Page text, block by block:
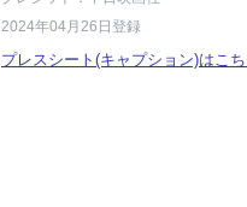
2024年04月26日登録
プレスシート(キャプション)はこ